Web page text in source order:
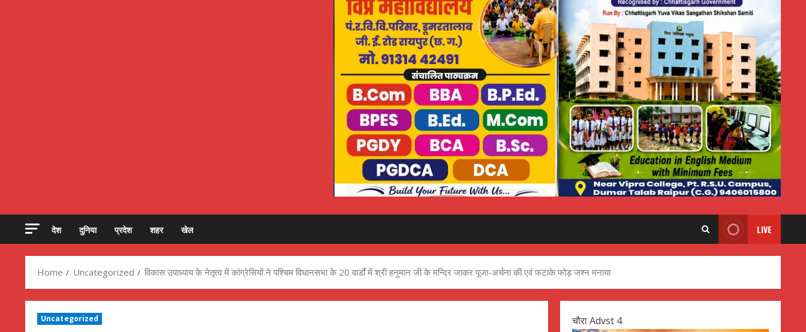
देश दुनिया प्रदेश शहर खेल LIVE
Home Uncategorized विकास उपाध्याय के नेतृत्व में कांग्रेसियों ने पश्चिम विधानसभा के 20 वार्डों में श्री हनुमान जी के मन्दिर जाकर पूजा-अर्चना की एवं फटाके फोड़ जश्न मनाया
Uncategorized चौरा Advst 4